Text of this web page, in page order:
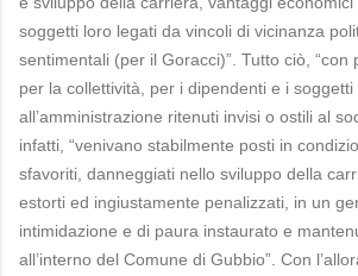
soggetti loro legati da vincoli di vicinanza
sentimentali (per il Goracci)”. Tutto ciò, “con
per la collettività, per i dipendenti e i soggetti
all’amministrazione ritenuti invisi o ostili al
infatti, “venivano stabilmente posti in
sfavoriti, danneggiati nello sviluppo della
estorti ed ingiustamente penalizzati, in un
intimidazione e di paura instaurato e
all’interno del Comune di Gubbio”. Con